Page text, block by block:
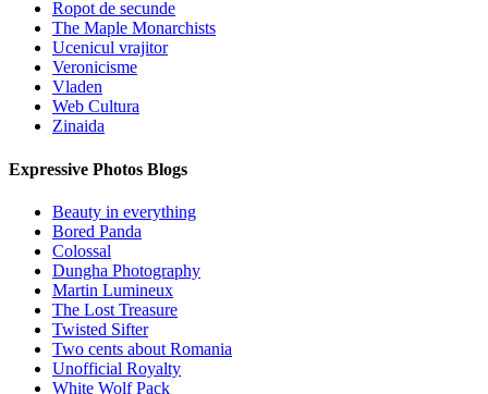
Ropot de secunde
The Maple Monarchists
Ucenicul vrajitor
Veronicisme
Vladen
Web Cultura
Zinaida
Expressive Photos Blogs
Beauty in everything
Bored Panda
Colossal
Dungha Photography
Martin Lumineux
The Lost Treasure
Twisted Sifter
Two cents about Romania
Unofficial Royalty
White Wolf Pack